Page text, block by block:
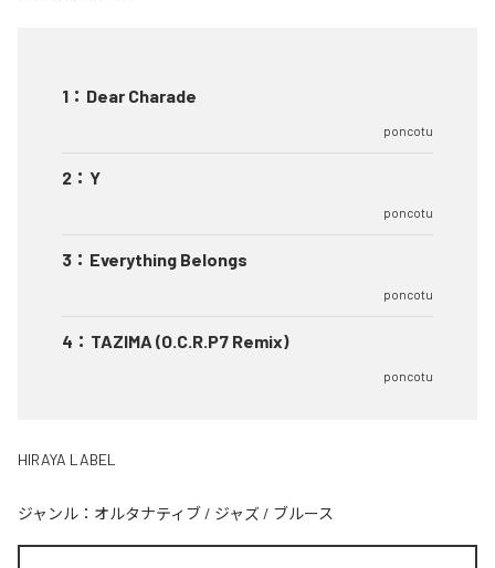
1 ： Dear Charade
poncotu
2 ： Y
poncotu
3 ： Everything Belongs
poncotu
4 ： TAZIMA (O.C.R.P7 Remix)
poncotu
HIRAYA LABEL
ジャンル： オルタナティブ / ジャズ / ブルース